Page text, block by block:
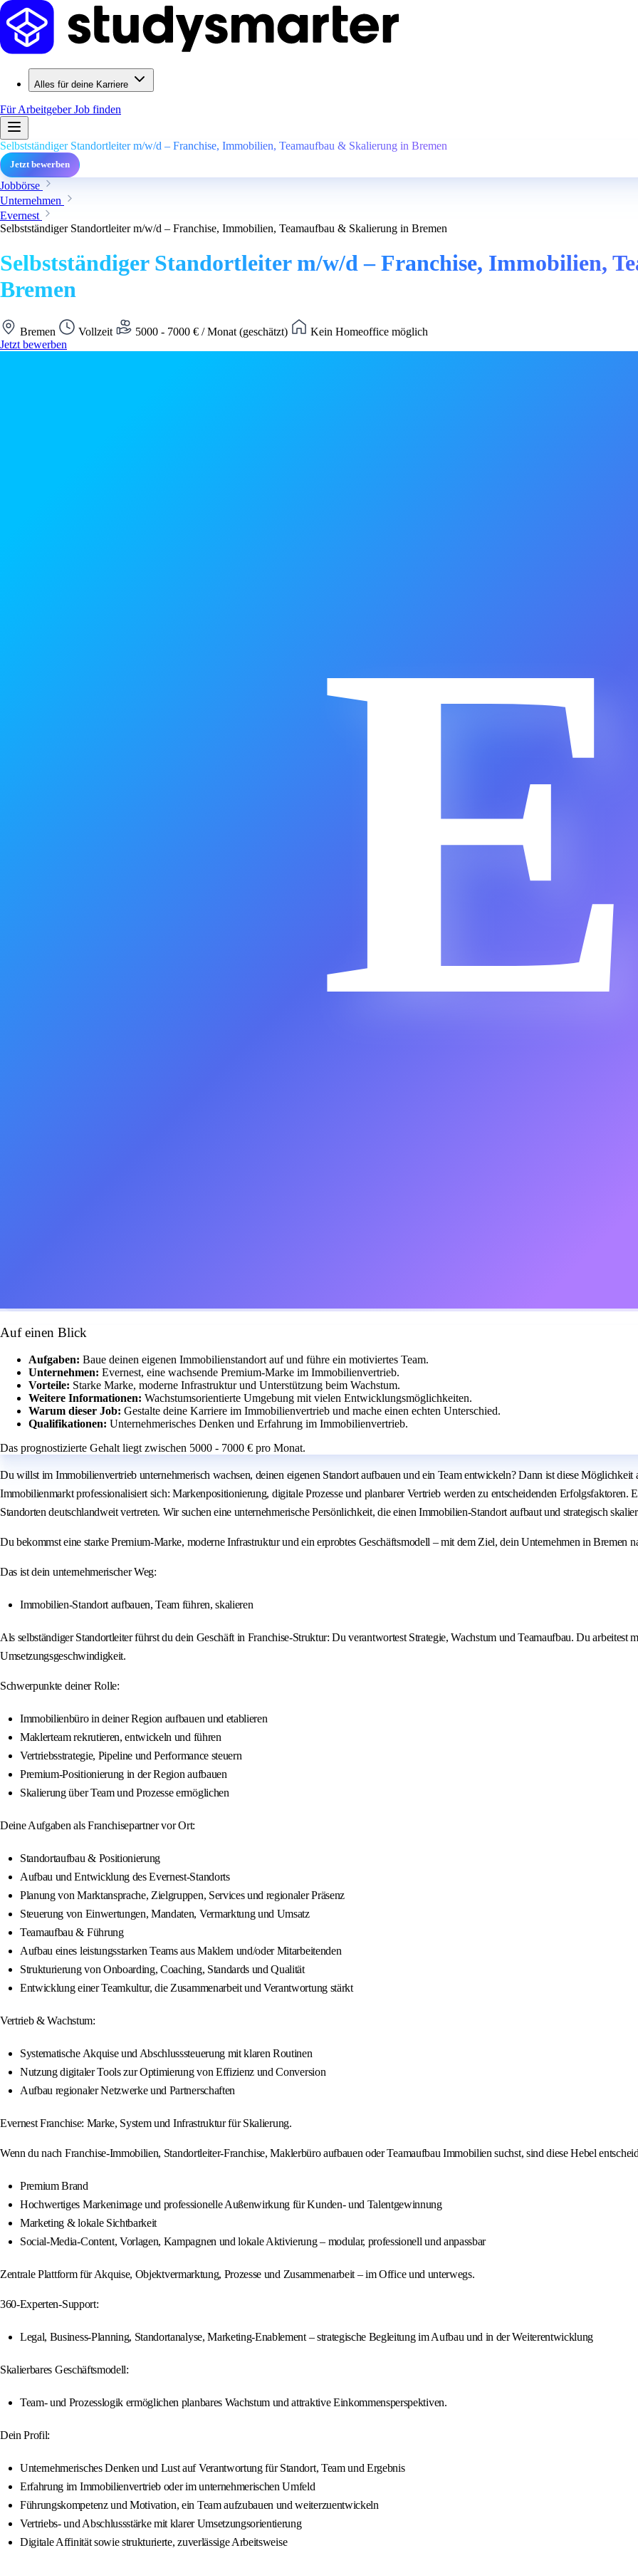
Alles für deine Karriere
Für ArbeitgeberJob finden
Selbstständiger Standortleiter m/w/d – Franchise, Immobilien, Teamaufbau & Skalierung in Bremen
Jetzt bewerben
Jobbörse
Unternehmen
Evernest
Selbstständiger Standortleiter m/w/d – Franchise, Immobilien, Teamaufbau & Skalierung in Bremen
Selbstständiger Standortleiter m/w/d – Franchise, Immobilien,
Bremen
Bremen Vollzeit 5000 - 7000 € / Monat (geschätzt)
Kein Homeoffice möglich
Jetzt bewerben
E
Auf einen Blick
Aufgaben: Baue deinen eigenen Immobilienstandort auf und führe ein motiviertes Team.
Unternehmen: Evernest, eine wachsende Premium-Marke im Immobilienvertrieb.
Vorteile: Starke Marke, moderne Infrastruktur und Unterstützung beim Wachstum.
Weitere Informationen: Wachstumsorientierte Umgebung mit vielen Entwicklungsmöglichkeiten.
Warum dieser Job: Gestalte deine Karriere im Immobilienvertrieb und mache einen echten Unterschied.
Qualifikationen: Unternehmerisches Denken und Erfahrung im Immobilienvertrieb.
Das prognostizierte Gehalt liegt zwischen 5000 - 7000 € pro Monat.
Du willst im Immobilienvertrieb unternehmerisch wachsen, deinen eigenen Standort aufbauen und ein Team entwickeln? Dann ist diese
Immobilienmarkt professionalisiert sich: Markenpositionierung, digitale Prozesse und planbarer Vertrieb werden zu entscheidenden Erfolgsfaktoren.
Standorten deutschlandweit vertreten. Wir suchen eine unternehmerische Persönlichkeit, die einen Immobilien-Standort aufbaut und strategisch
Du bekommst eine starke Premium-Marke, moderne Infrastruktur und ein erprobtes Geschäftsmodell – mit dem Ziel, dein Unternehmen in Bremen
Das ist dein unternehmerischer Weg:
Immobilien-Standort aufbauen, Team führen, skalieren
Als selbständiger Standortleiter führst du dein Geschäft in Franchise-Struktur: Du verantwortest Strategie, Wachstum und Teamaufbau. Du arbeitest
Umsetzungsgeschwindigkeit.
Schwerpunkte deiner Rolle:
Immobilienbüro in deiner Region aufbauen und etablieren
Maklerteam rekrutieren, entwickeln und führen
Vertriebsstrategie, Pipeline und Performance steuern
Premium-Positionierung in der Region aufbauen
Skalierung über Team und Prozesse ermöglichen
Deine Aufgaben als Franchisepartner vor Ort:
Standortaufbau & Positionierung
Aufbau und Entwicklung des Evernest-Standorts
Planung von Marktansprache, Zielgruppen, Services und regionaler Präsenz
Steuerung von Einwertungen, Mandaten, Vermarktung und Umsatz
Teamaufbau & Führung
Aufbau eines leistungsstarken Teams aus Maklern und/oder Mitarbeitenden
Strukturierung von Onboarding, Coaching, Standards und Qualität
Entwicklung einer Teamkultur, die Zusammenarbeit und Verantwortung stärkt
Vertrieb & Wachstum:
Systematische Akquise und Abschlusssteuerung mit klaren Routinen
Nutzung digitaler Tools zur Optimierung von Effizienz und Conversion
Aufbau regionaler Netzwerke und Partnerschaften
Evernest Franchise: Marke, System und Infrastruktur für Skalierung.
Wenn du nach Franchise-Immobilien, Standortleiter-Franchise, Maklerbüro aufbauen oder Teamaufbau Immobilien suchst, sind diese Hebel
Premium Brand
Hochwertiges Markenimage und professionelle Außenwirkung für Kunden- und Talentgewinnung
Marketing & lokale Sichtbarkeit
Social-Media-Content, Vorlagen, Kampagnen und lokale Aktivierung – modular, professionell und anpassbar
Zentrale Plattform für Akquise, Objektvermarktung, Prozesse und Zusammenarbeit – im Office und unterwegs.
360-Experten-Support:
Legal, Business-Planning, Standortanalyse, Marketing-Enablement – strategische Begleitung im Aufbau und in der Weiterentwicklung
Skalierbares Geschäftsmodell:
Team- und Prozesslogik ermöglichen planbares Wachstum und attraktive Einkommensperspektiven.
Dein Profil:
Unternehmerisches Denken und Lust auf Verantwortung für Standort, Team und Ergebnis
Erfahrung im Immobilienvertrieb oder im unternehmerischen Umfeld
Führungskompetenz und Motivation, ein Team aufzubauen und weiterzuentwickeln
Vertriebs- und Abschlussstärke mit klarer Umsetzungsorientierung
Digitale Affinität sowie strukturierte, zuverlässige Arbeitsweise